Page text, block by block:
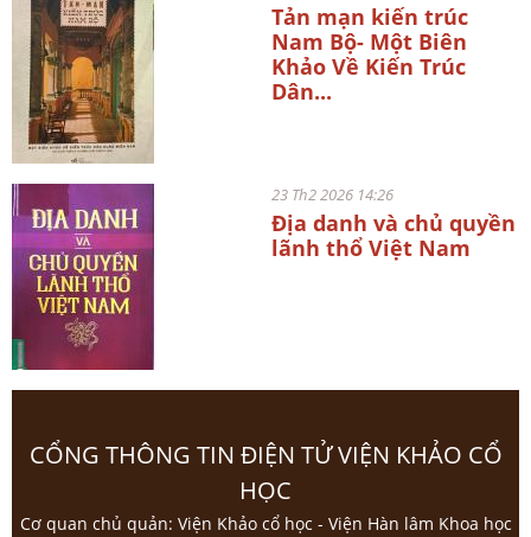
Tản mạn kiến trúc
Nam Bộ- Một Biên
Khảo Về Kiến Trúc
Dân...
23 Th2 2026 14:26
Địa danh và chủ quyền
lãnh thổ Việt Nam
CỔNG THÔNG TIN ĐIỆN TỬ VIỆN KHẢO CỔ
HỌC
Cơ quan chủ quản: Viện Khảo cổ học - Viện Hàn lâm Khoa học